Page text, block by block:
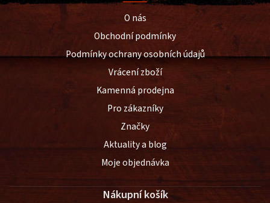
O nás
Obchodní podmínky
Podmínky ochrany osobních údajů
Vrácení zboží
Kamenná prodejna
Pro zákazníky
Značky
Aktuality a blog
Moje objednávka
Nákupní košík